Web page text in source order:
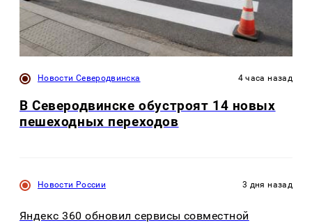
Новости Северодвинска 4 часа назад
В Северодвинске обустроят 14 новых
пешеходных переходов
Новости России 3 дня назад
Яндекс 360 обновил сервисы совместной